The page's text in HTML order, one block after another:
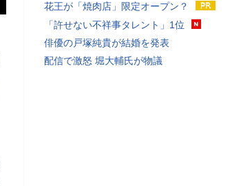
花王が「焼肉店」限定オープン？
「許せない不祥事タレント」1位
俳優の戸塚純貴が結婚を発表
配信で激怒 堀大輔氏が物議